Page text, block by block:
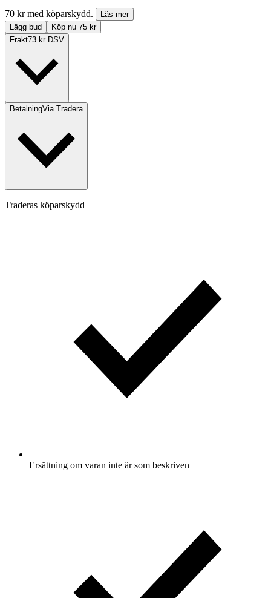
70 kr med köparskydd.
Läs mer
Lägg bud
Köp nu 75 kr
Frakt73 kr DSV
BetalningVia Tradera
Traderas köparskydd
Ersättning om varan inte är som beskriven